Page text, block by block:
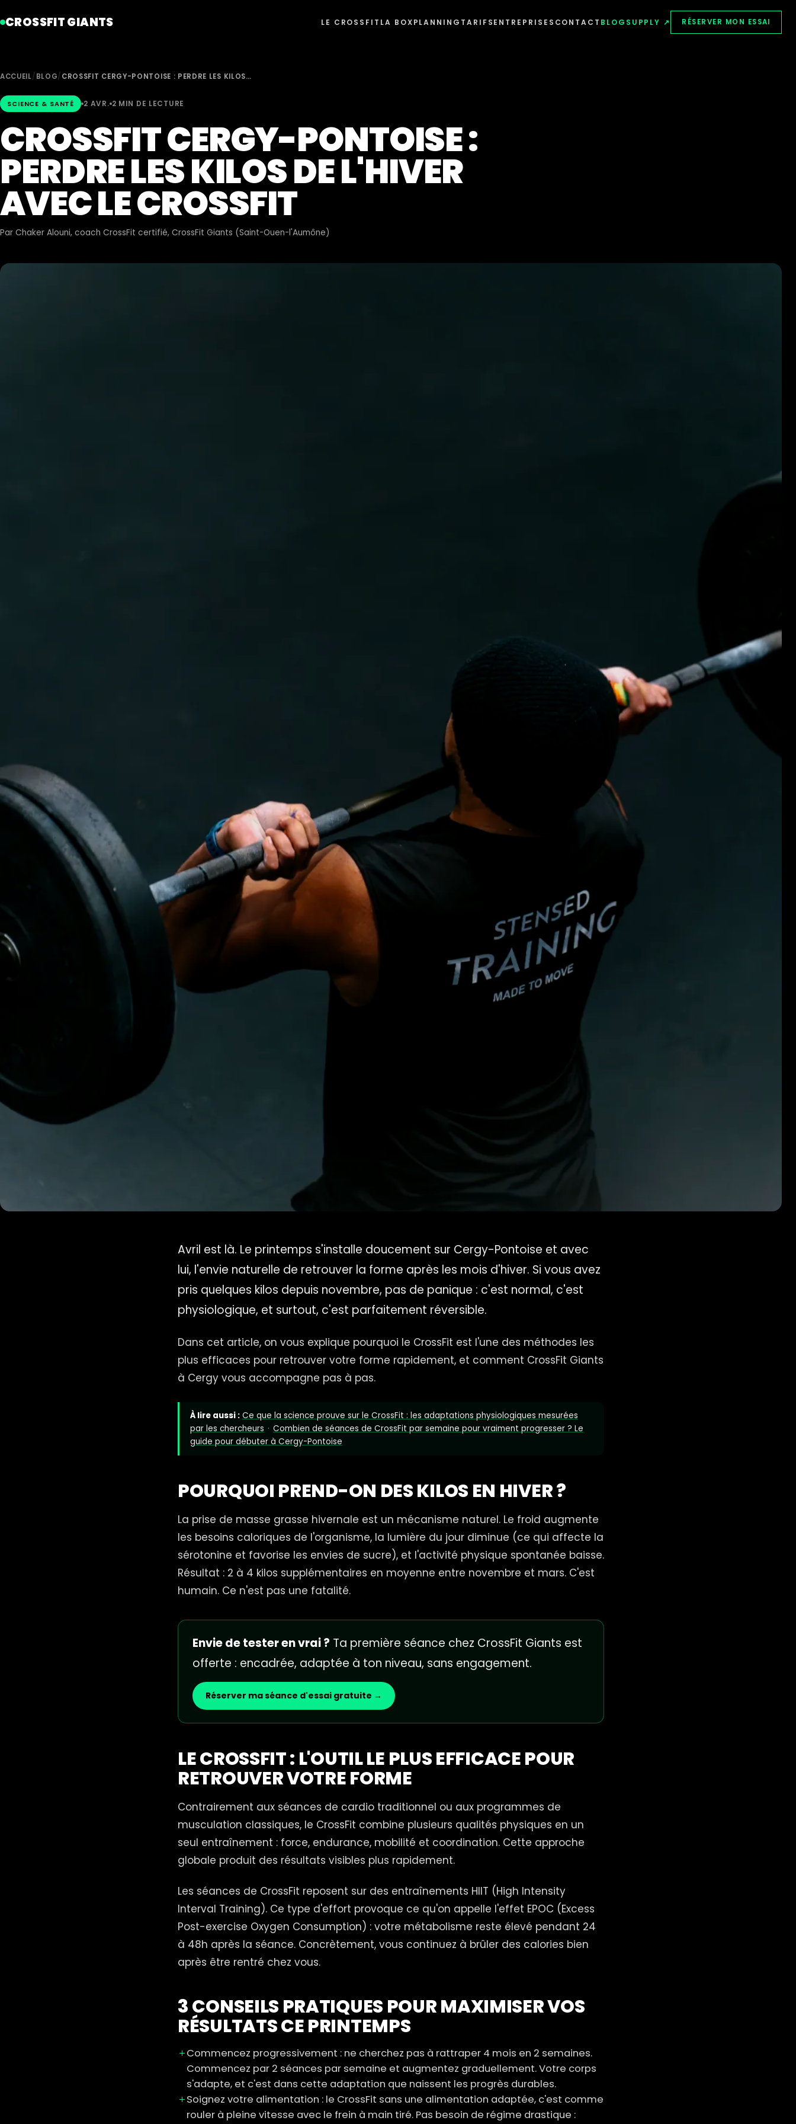
CROSSFIT GIANTS LE CROSSFIT LA BOXPLANNING TARIFSENTREPRISES CONTACT BLOG SUPPLY ↗ RÉSERVER MON ESSAI
ACCUEIL/ BLOG/ CROSSFIT CERGY-PONTOISE : PERDRE LES KILOS…
SCIENCE & SANTÉ 2 AVR. 2 MIN DE LECTURE
CROSSFIT CERGY-PONTOISE :
PERDRE LES KILOS DE L'HIVER
AVEC LE CROSSFIT
Par Chaker Alouni, coach CrossFit certifié, CrossFit Giants (Saint-Ouen-l'Aumône)
Avril est là. Le printemps s'installe doucement sur Cergy-Pontoise et avec
lui, l'envie naturelle de retrouver la forme après les mois d'hiver. Si vous avez
pris quelques kilos depuis novembre, pas de panique : c'est normal, c'est
physiologique, et surtout, c'est parfaitement réversible.
Dans cet article, on vous explique pourquoi le CrossFit est l'une des méthodes les
plus efficaces pour retrouver votre forme rapidement, et comment CrossFit Giants
à Cergy vous accompagne pas à pas.
À lire aussi : Ce que la science prouve sur le CrossFit : les adaptations physiologiques mesurées
par les chercheurs · Combien de séances de CrossFit par semaine pour vraiment progresser ? Le
guide pour débuter à Cergy-Pontoise
POURQUOI PREND-ON DES KILOS EN HIVER ?
La prise de masse grasse hivernale est un mécanisme naturel. Le froid augmente
les besoins caloriques de l'organisme, la lumière du jour diminue (ce qui affecte la
sérotonine et favorise les envies de sucre), et l'activité physique spontanée baisse.
Résultat : 2 à 4 kilos supplémentaires en moyenne entre novembre et mars. C'est
humain. Ce n'est pas une fatalité.
Envie de tester en vrai ? Ta première séance chez CrossFit Giants est
offerte : encadrée, adaptée à ton niveau, sans engagement.
Réserver ma séance d'essai gratuite →
LE CROSSFIT : L'OUTIL LE PLUS EFFICACE POUR
RETROUVER VOTRE FORME
Contrairement aux séances de cardio traditionnel ou aux programmes de
musculation classiques, le CrossFit combine plusieurs qualités physiques en un
seul entraînement : force, endurance, mobilité et coordination. Cette approche
globale produit des résultats visibles plus rapidement.
Les séances de CrossFit reposent sur des entraînements HIIT (High Intensity
Interval Training). Ce type d'effort provoque ce qu'on appelle l'effet EPOC (Excess
Post-exercise Oxygen Consumption) : votre métabolisme reste élevé pendant 24
à 48h après la séance. Concrètement, vous continuez à brûler des calories bien
après être rentré chez vous.
3 CONSEILS PRATIQUES POUR MAXIMISER VOS
RÉSULTATS CE PRINTEMPS
Commencez progressivement : ne cherchez pas à rattraper 4 mois en 2 semaines.
Commencez par 2 séances par semaine et augmentez graduellement. Votre corps
s'adapte, et c'est dans cette adaptation que naissent les progrès durables.
Soignez votre alimentation : le CrossFit sans une alimentation adaptée, c'est comme
rouler à pleine vitesse avec le frein à main tiré. Pas besoin de régime drastique :